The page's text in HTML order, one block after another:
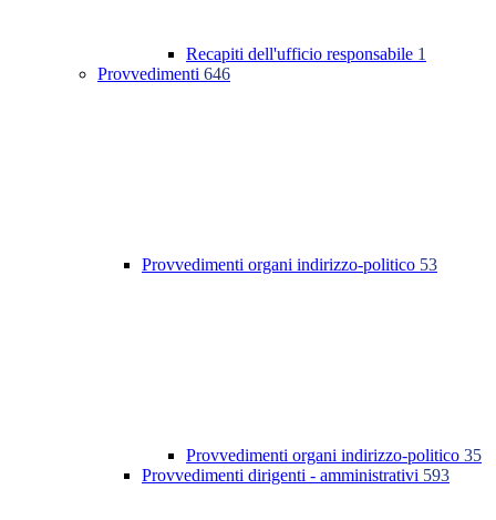
Recapiti dell'ufficio responsabile 1
Provvedimenti 646
Provvedimenti organi indirizzo-politico 53
Provvedimenti organi indirizzo-politico 35
Provvedimenti dirigenti - amministrativi 593